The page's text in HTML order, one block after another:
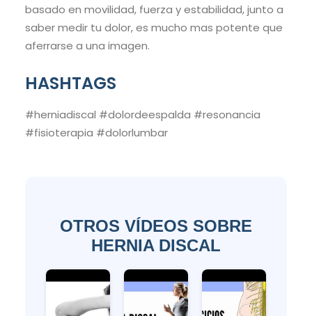
basado en movilidad, fuerza y estabilidad, junto a
saber medir tu dolor, es mucho mas potente que
aferrarse a una imagen.
HASHTAGS
#herniadiscal #dolordeespalda #resonancia
#fisioterapia #dolorlumbar
OTROS VÍDEOS SOBRE
HERNIA DISCAL